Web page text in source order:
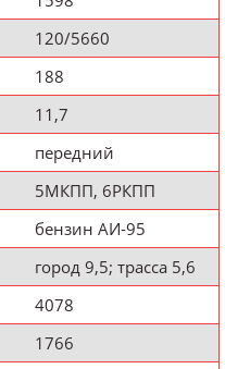
120/5660
188
11,7
передний
5МКПП, 6РКПП
бензин АИ-95
город 9,5; трасса 5,6
4078
1766